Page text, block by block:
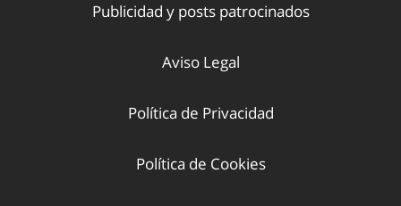
Publicidad y posts patrocinados
Aviso Legal
Política de Privacidad
Política de Cookies